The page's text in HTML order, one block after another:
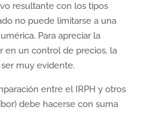
resultante con los tipos
no puede limitarse a una
Para apreciar la
en un control de precios, la
muy evidente.
entre el IRPH y otros
debe hacerse con suma